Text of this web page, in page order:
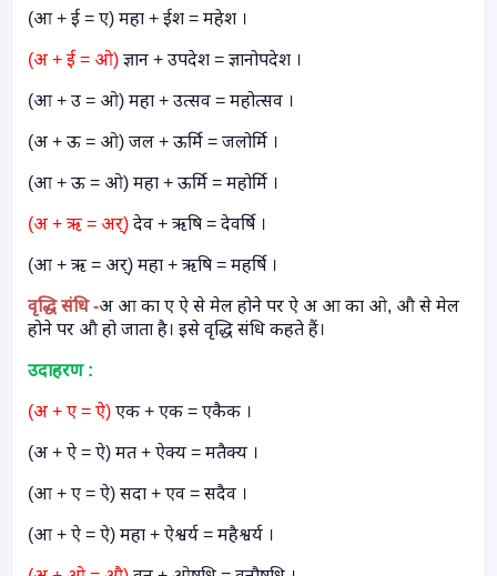
(आ + ई = ए) महा + ईश = महेश ।
(अ + ई = ओ) ज्ञान + उपदेश = ज्ञानोपदेश ।
(आ + उ = ओ) महा + उत्सव = महोत्सव ।
(अ + ऊ = ओ) जल + ऊर्मि = जलोर्मि ।
(आ + ऊ = ओ) महा + ऊर्मि = महोर्मि ।
(अ + ऋ = अर्) देव + ऋषि = देवर्षि ।
(आ + ऋ = अर्) महा + ऋषि = महर्षि ।
वृद्धि संधि-अ आ का ए ऐ से मेल होने पर ऐ अ आ का ओ, औ से मेल
होने पर औ हो जाता है। इसे वृद्धि संधि कहते हैं।
उदाहरण :
(अ + ए = ऐ) एक + एक = एकैक ।
(अ + ऐ = ऐ) मत + ऐक्य = मतैक्य ।
(आ + ए = ऐ) सदा + एव = सदैव ।
(आ + ऐ = ऐ) महा + ऐश्वर्य = महैश्वर्य ।